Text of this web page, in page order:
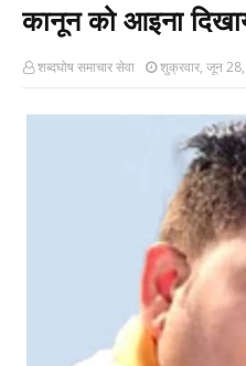
कानून को आइना
शब्दघोष समाचार सेवा शुक्रवार, जून